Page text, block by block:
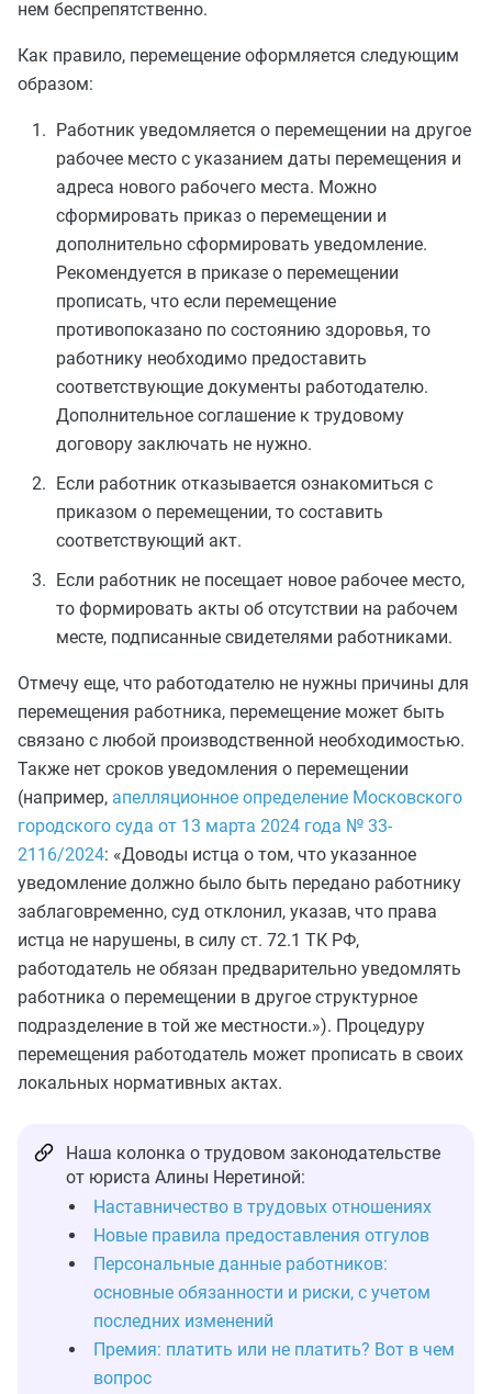
нем беспрепятственно.
Как правило, перемещение оформляется следующим
образом:
Работник уведомляется о перемещении на другое
рабочее место с указанием даты перемещения и
адреса нового рабочего места. Можно
сформировать приказ о перемещении и
дополнительно сформировать уведомление.
Рекомендуется в приказе о перемещении
прописать, что если перемещение
противопоказано по состоянию здоровья, то
работнику необходимо предоставить
соответствующие документы работодателю.
Дополнительное соглашение к трудовому
договору заключать не нужно.
Если работник отказывается ознакомиться с
приказом о перемещении, то составить
соответствующий акт.
Если работник не посещает новое рабочее место,
то формировать акты об отсутствии на рабочем
месте, подписанные свидетелями работниками.
Отмечу еще, что работодателю не нужны причины для
перемещения работника, перемещение может быть
связано с любой производственной необходимостью.
Также нет сроков уведомления о перемещении
(например, апелляционное определение Московского
городского суда от 13 марта 2024 года № 33-
2116/2024: «Доводы истца о том, что указанное
уведомление должно было быть передано работнику
заблаговременно, суд отклонил, указав, что права
истца не нарушены, в силу ст. 72.1 ТК РФ,
работодатель не обязан предварительно уведомлять
работника о перемещении в другое структурное
подразделение в той же местности.»). Процедуру
перемещения работодатель может прописать в своих
локальных нормативных актах.
Наша колонка о трудовом законодательстве
от юриста Алины Неретиной:
Наставничество в трудовых отношениях
Новые правила предоставления отгулов
Персональные данные работников:
основные обязанности и риски, с учетом
последних изменений
Премия: платить или не платить? Вот в чем
вопрос